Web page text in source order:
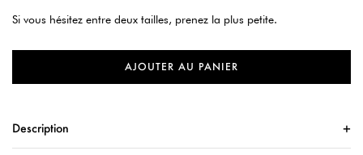
Si vous hésitez entre deux tailles, prenez la plus petite.
AJOUTER AU PANIER
Description